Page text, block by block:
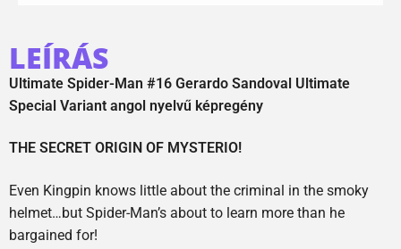
LEÍRÁS
Ultimate Spider-Man #16 Gerardo Sandoval Ultimate
Special Variant angol nyelvű képregény
THE SECRET ORIGIN OF MYSTERIO!
Even Kingpin knows little about the criminal in the smoky
helmet…but Spider-Man’s about to learn more than he
bargained for!